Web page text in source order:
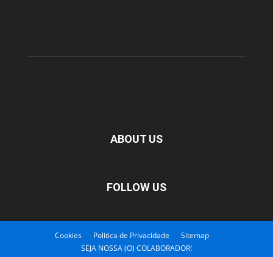
ABOUT US
FOLLOW US
Cookies Política de Privacidade
Sitemap
SEJA NOSSA (O) COLABORADOR!